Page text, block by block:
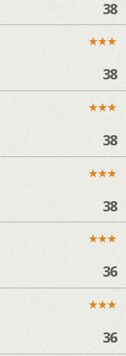
38
★★★
38
★★★
38
★★★
38
★★★
36
★★★
36